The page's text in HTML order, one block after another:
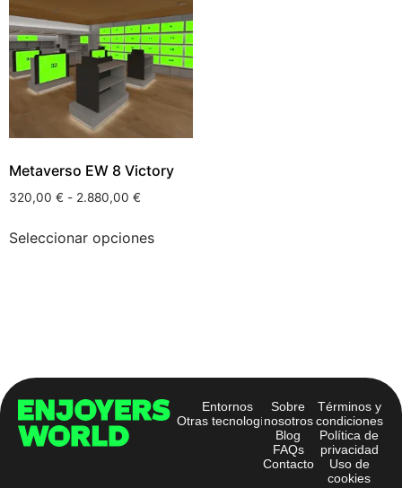
Metaverso EW 8 Victory
320,00 € - 2.880,00 €
Seleccionar opciones
Entornos
Otras tecnologías
Sobre
nosotros
Blog
FAQs
Contacto
Términos y
condiciones
Política de
privacidad
Uso de
cookies